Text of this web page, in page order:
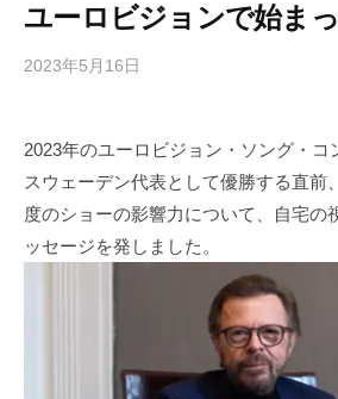
ユーロビジョンで始ま
2023年5月16日
i
g
a
h
m
の
コ
メ
ン
ト
2023年のユーロビジョン・ソング・コ
スウェーデン代表として優勝する直前
度のショーの影響力について、自宅の
ッセージを発しました。